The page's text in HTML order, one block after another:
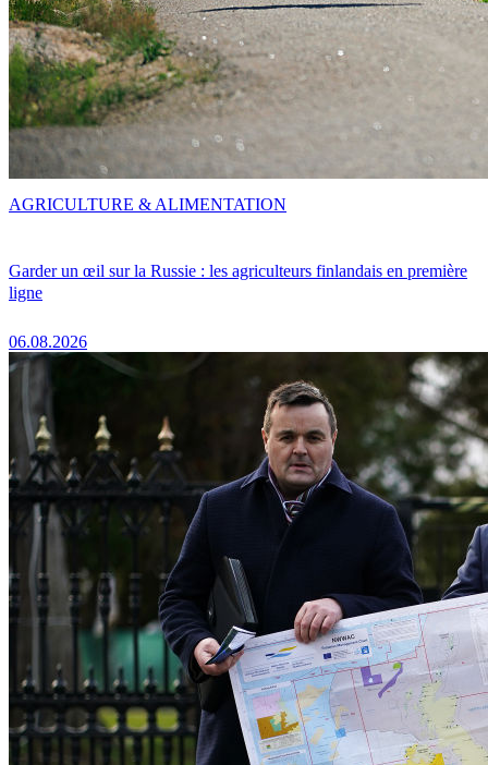
Garder un œil sur la Russie : les agriculteurs finlandais en première
ligne
06.08.2026
AGRICULTURE & ALIMENTATION